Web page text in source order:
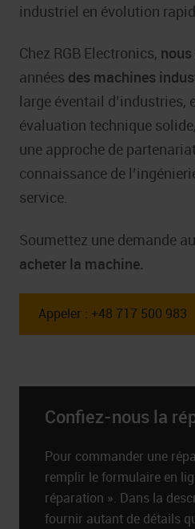
industriel en évolution
Chez RGB Electronics,
années des machines
large éventail d’industries,
évaluation technique
une approche de
connaissance de
service.
Soumettez une demande
acheter la machine.
Appeler : +48 717 500 983
Confiez-nous la
Pour commander une
remplir le formulaire en
réparation ». Dans la
fournir autant de détails